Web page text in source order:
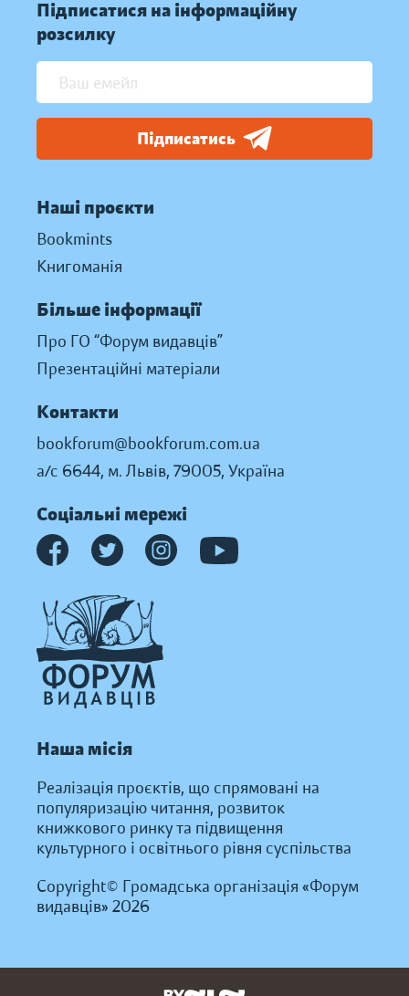
Підписатися на інформаційну
розсилку
Підписатись
Наші проєкти
Bookmints
Книгоманія
Більше інформації
Про ГО “Форум видавців”
Презентаційні матеріали
Контакти
bookforum@bookforum.com.ua
а/с 6644, м. Львів, 79005, Україна
Соціальні мережі
Наша місія
Реалізація проєктів, що спрямовані на
популяризацію читання, розвиток
книжкового ринку та підвищення
культурного і освітнього рівня суспільства
Copyright© Громадська організація «Форум
видавців» 2026